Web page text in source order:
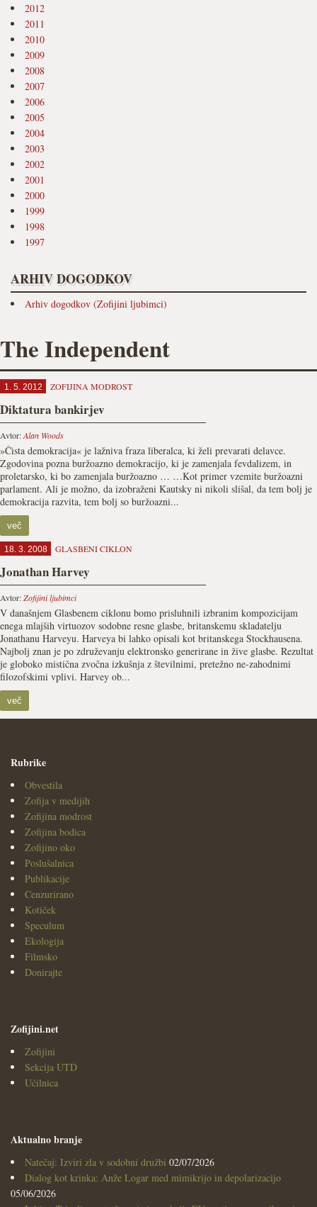
2012
2011
2010
2009
2008
2007
2006
2005
2004
2003
2002
2001
2000
1999
1998
1997
ARHIV DOGODKOV
Arhiv dogodkov (Zofijini ljubimci)
The Independent
1. 5. 2012 ZOFIJINA MODROST
Diktatura bankirjev
Avtor:Alan Woods
»Čista demokracija« je lažniva fraza liberalca, ki želi prevarati delavce.
Zgodovina pozna buržoazno demokracijo, ki je zamenjala fevdalizem, in
proletarsko, ki bo zamenjala buržoazno … …Kot primer vzemite buržoazni
parlament. Ali je možno, da izobraženi Kautsky ni nikoli slišal, da tem bolj je
demokracija razvita, tem bolj so buržoazni...
več
18. 3. 2008 GLASBENI CIKLON
Jonathan Harvey
Avtor:Zofijini ljubimci
V današnjem Glasbenem ciklonu bomo prisluhnili izbranim kompozicijam
enega mlajših virtuozov sodobne resne glasbe, britanskemu skladatelju
Jonathanu Harveyu. Harveya bi lahko opisali kot britanskega Stockhausena.
Najbolj znan je po združevanju elektronsko generirane in žive glasbe. Rezultat
je globoko mistična zvočna izkušnja z številnimi, pretežno ne-zahodnimi
filozofskimi vplivi. Harvey ob...
več
Rubrike
Obvestila
Zofija v medijih
Zofijina modrost
Zofijina bodica
Zofijino oko
Poslušalnica
Publikacije
Cenzurirano
Kotiček
Speculum
Ekologija
Filmsko
Donirajte
Zofijini.net
Zofijini
Sekcija UTD
Učilnica
Aktualno branje
Natečaj: Izviri zla v sodobni družbi 02/07/2026
Dialog kot krinka: Anže Logar med mimikrijo in depolarizacijo
05/06/2026